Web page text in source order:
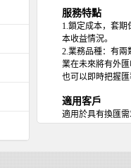
服務特點
1.鎖定成本，套
本收益情況。
2.業務品種：有
業在未來將有外
也可以即時把握匯
適用客戶
適用於具有換匯需